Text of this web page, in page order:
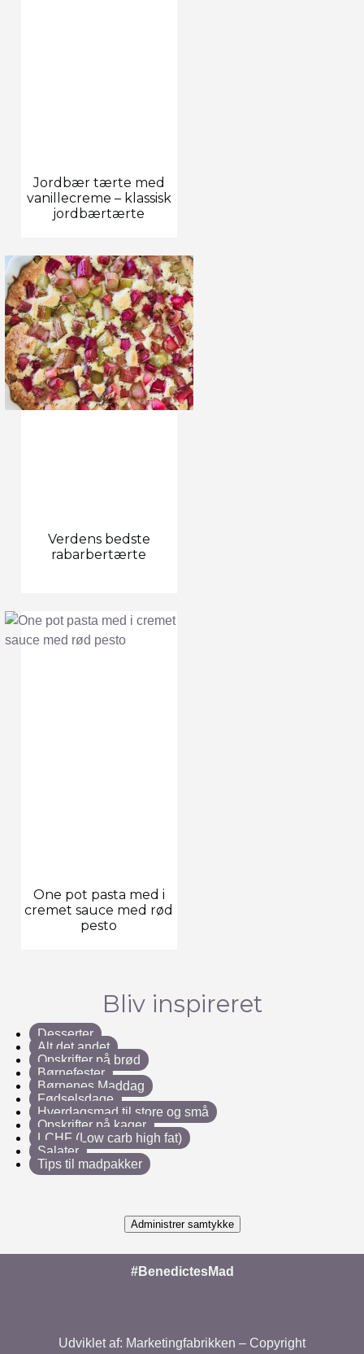
Jordbær tærte med
vanillecreme – klassisk
jordbærtærte
Verdens bedste
rabarbertærte
One pot pasta med i
cremet sauce med rød
pesto
Bliv inspireret
Desserter
Alt det andet
Opskrifter på brød
Børnefester
Børnenes Maddag
Fødselsdage
Hverdagsmad til store og små
Opskrifter på kager
LCHF (Low carb high fat)
Salater
Tips til madpakker
Administrer samtykke
#BenedictesMad
Udviklet af: Marketingfabrikken – Copyright